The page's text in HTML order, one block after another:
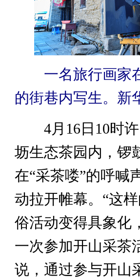
一名旅行画家在
的街巷内写生。新
4月16日10时许
坜生态茶园内，锣
在“采茶喽”的呼喊
动拉开帷幕。“这
俗活动变得具象化
一次参加开山采茶
说，通过参与开山